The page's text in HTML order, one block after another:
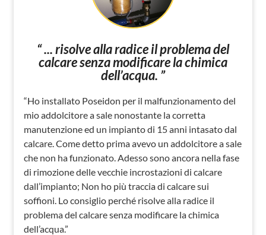
“ ... risolve alla radice il problema del
calcare senza modificare la chimica
dell’acqua. ”
“Ho installato Poseidon per il malfunzionamento del
mio addolcitore a sale nonostante la corretta
manutenzione ed un impianto di 15 anni intasato dal
calcare. Come detto prima avevo un addolcitore a sale
che non ha funzionato. Adesso sono ancora nella fase
di rimozione delle vecchie incrostazioni di calcare
dall’impianto; Non ho più traccia di calcare sui
soffioni. Lo consiglio perché risolve alla radice il
problema del calcare senza modificare la chimica
dell’acqua.”